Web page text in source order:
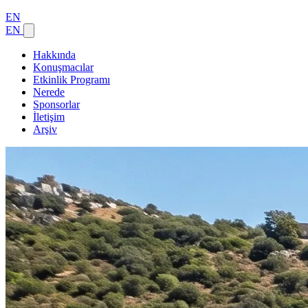
EN
EN
Hakkında
Konuşmacılar
Etkinlik Programı
Nerede
Sponsorlar
İletişim
Arşiv